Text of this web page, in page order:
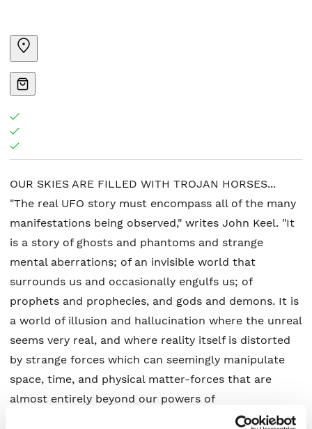
OUR SKIES ARE FILLED WITH TROJAN HORSES...
"The real UFO story must encompass all of the many
manifestations being observed," writes John Keel. "It
is a story of ghosts and phantoms and strange
mental aberrations; of an invisible world that
surrounds us and occasionally engulfs us; of
prophets and prophecies, and gods and demons. It is
a world of illusion and hallucination where the unreal
seems very real, and where reality itself is distorted
by strange forces which can seemingly manipulate
space, time, and physical matter-forces that are
almost entirely beyond our powers of
comprehension." Why we call this book "The Classic